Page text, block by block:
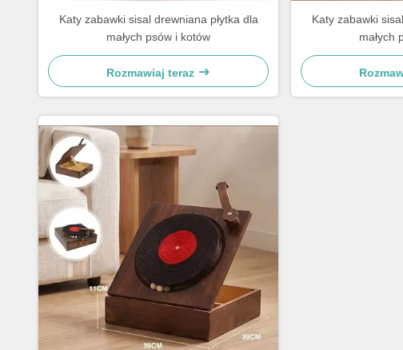
Katy zabawki sisal drewniana płytka dla
małych psów i kotów
Rozmawiaj teraz
Katy zabawki
małych